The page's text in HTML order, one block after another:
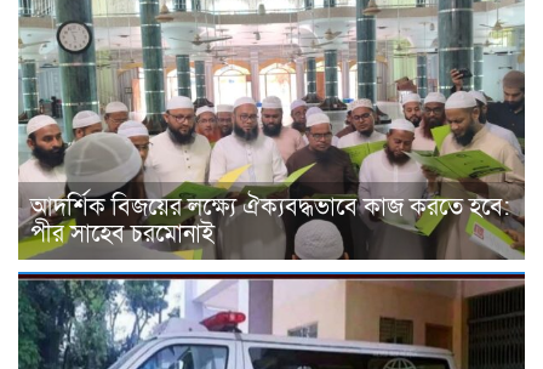
আদর্শিক বিজয়ের লক্ষ্যে ঐক্যবদ্ধভাবে কাজ করতে হবে:
পীর সাহেব চরমোনাই